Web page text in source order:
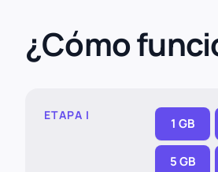
¿Cómo
ETAPA I
1 GB
5 GB